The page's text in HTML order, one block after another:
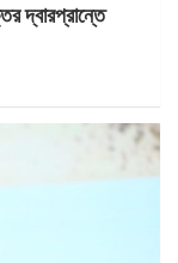
দ্বারপ্রান্তে